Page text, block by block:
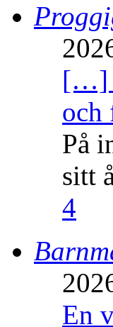
[…]
och
På
sitt
4
En